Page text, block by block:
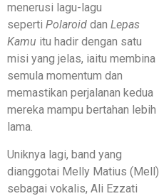
menerusi lagu-lagu
seperti Polaroid dan Lepas
Kamu itu hadir dengan satu
misi yang jelas, iaitu membina
semula momentum dan
memastikan perjalanan kedua
mereka mampu bertahan lebih
lama.
Uniknya lagi, band yang
dianggotai Melly Matius (Mell)
sebagai vokalis, Ali Ezzati